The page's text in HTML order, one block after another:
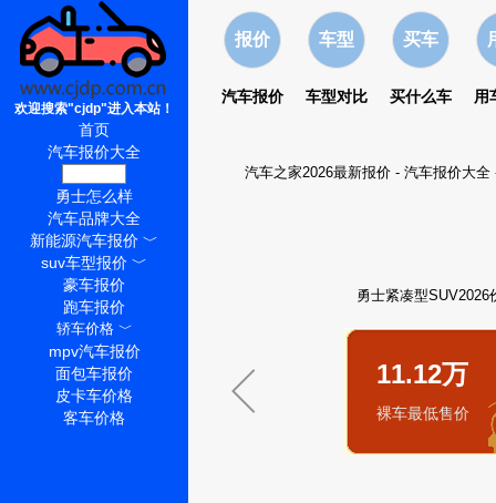
报价
汽车报价
车型
车型对比
买车
买什么车 用
汽车之家2026最新报价- 汽车报价大全
勇士紧凑型SUV2026
11.12万
裸车最低售价
欢迎搜索"cjdp"进入本站！
首页
汽车报价大全
勇士怎么样
汽车品牌大全
新能源汽车报价 ﹀
suv车型报价 ﹀
豪车报价
跑车报价
轿车价格﹀
mpv汽车报价
面包车报价
皮卡车价格
客车价格